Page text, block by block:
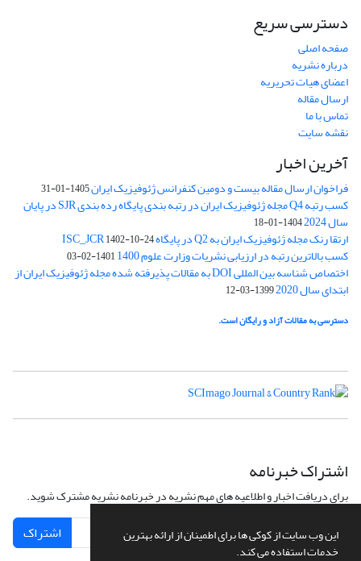
این وب سایت از کوکی ها برای اطمینان از ارائه بهترین
خدمات استفاده می کند.
دسترسی سریع
صفحه اصلی
درباره نشریه
اعضای هیات تحریریه
ارسال مقاله
تماس با ما
نقشه سایت
آخرین اخبار
فراخوان ارسال مقاله بیست و دومین کنفرانس ژئوفیزیک ایران1405-01-31
کسب رتبه Q4 مجله ژئوفیزیک ایران در رتبه بندی پایگاه رده بندی SJR در پایان
سال 2024 1404-01-18
ارتقا رنک مجله ژئوفیزیک ایران به Q2 در پایگاه ISC_JCR 1402-10-24
کسب بالاترین رتبه در ارزیابی نشریات وزارت علوم 1400 1401-02-03
اختصاص شناسه بین المللی DOI به مقالات پذیرفته شده مجله ژئوفیزیک ایران از
ابتدای سال 2020 1399-03-12
دسترسی به مقالات آزاد و رایگان است.
اشتراک خبرنامه
برای دریافت اخبار و اطلاعیه های مهم نشریه در خبرنامه نشریه مشترک شوید.
اشتراک